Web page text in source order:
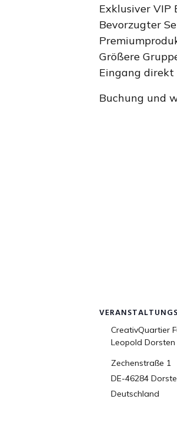
Exklusiver VIP
Bevorzugter
Größere
Eingang direkt
Buchung und
CreativQuartier
Leopold Dorsten
Zechenstraße 1
DE-46284
Deutschland